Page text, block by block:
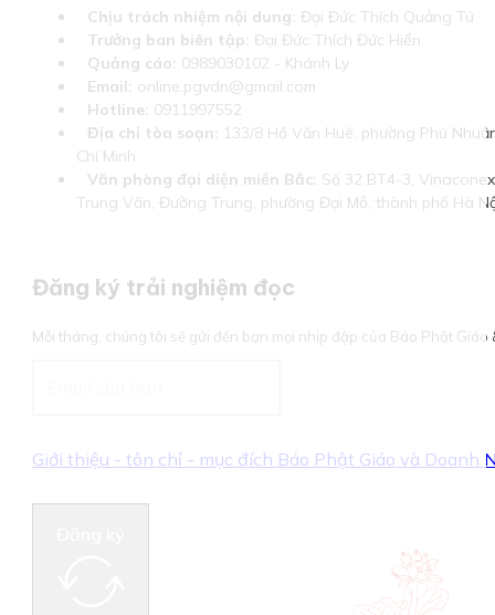
Chịu trách nhiệm nội dung: Đại Đức Thích Quảng Tú
Trưởng ban biên tập: Đại Đức Thích Đức Hiển
Quảng cáo: 0989030102 - Khánh Ly
Email: online.pgvdn@gmail.com
Hotline: 0911997552
Địa chỉ tòa soạn: 133/8 Hồ Văn Huê, phường Phú
Chí Minh
Văn phòng đại diện miền Bắc: Số 32 BT4-3,
Trung Văn, Đường Trung, phường Đại Mỗ, thành phố Hà
Đăng ký trải nghiệm đọc
Mỗi tháng, chúng tôi sẽ gửi đến bạn mọi nhịp đập của Báo Phật Giáo
Giới thiệu - tôn chỉ - mục đích Báo Phật Giáo và Doanh